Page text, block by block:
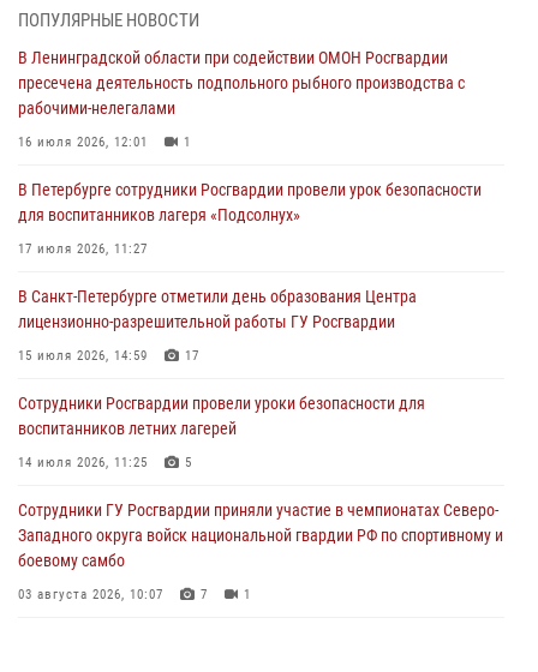
06 августа 2026, 13:39 1
В Центральном районе росгвардейцы оперативно задержали
хулигана, стрелявшего из пускового устройства рядом с жилыми
домами
06 августа 2026, 11:36
Сотрудники и военнослужащие Росгвардии обеспечили
правопорядок при проведении матча "Зенит" - "Балтика"
06 августа 2026, 07:30
В Выборгском районе наряд Росгвардии обнаружил
разыскиваемый преступный автотранспорт
05 августа 2026, 12:25 2
Петербургские росгвардейцы обнаружили объявленный в розыск
автомобиль, ранее использовавшийся при совершении кражи в
Ленобласти
ПОПУЛЯРНЫЕ НОВОСТИ
В Ленинградской области при содействии ОМОН Росгвардии
пресечена деятельность подпольного рыбного производства с
рабочими-нелегалами
16 июля 2026, 12:01 1
В Петербурге сотрудники Росгвардии провели урок безопасности
для воспитанников лагеря «Подсолнух»
17 июля 2026, 11:27
В Санкт-Петербурге отметили день образования Центра
лицензионно-разрешительной работы ГУ Росгвардии
15 июля 2026, 14:59 17
Сотрудники Росгвардии провели уроки безопасности для
воспитанников летних лагерей
14 июля 2026, 11:25 5
Сотрудники ГУ Росгвардии приняли участие в чемпионатах Северо-
Западного округа войск национальной гвардии РФ по спортивному и
боевому самбо
03 августа 2026, 10:07 7 1